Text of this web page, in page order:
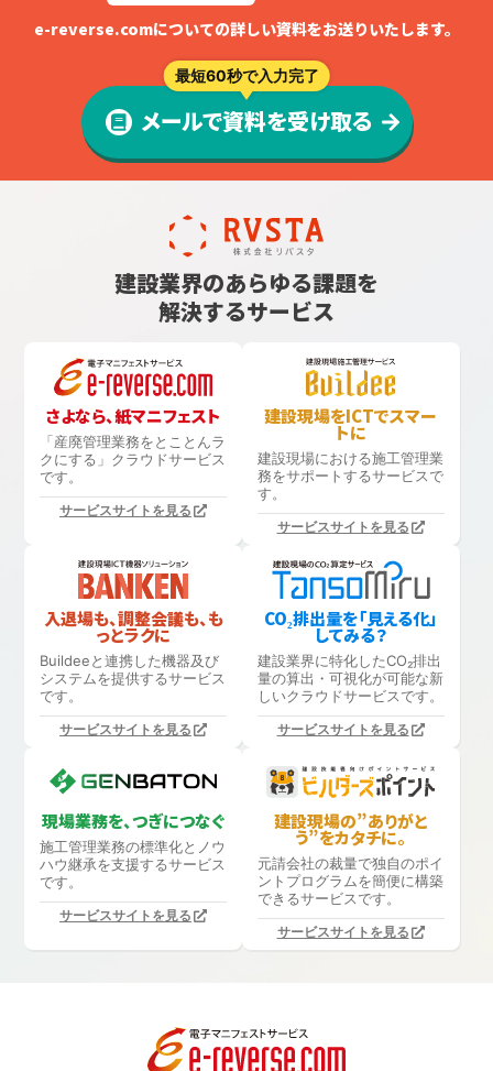
e-reverse.comについての詳しい資料をお送りいたします。
最短60秒で入力完了
メールで資料を受け取る
建設業界のあらゆる課題を
解決するサービス
さよなら、紙マニフェスト
「産廃管理業務をとことんラ
クにする」 クラウドサービス
です。
サービスサイトを見る
建設現場をICTでスマー
トに
建設現場における施工管理業
務をサポートするサービスで
す。
サービスサイトを見る
入退場も、調整会議も、も
っとラクに
Buildeeと連携した機器及び
システムを提供するサービス
です。
サービスサイトを見る
CO₂排出量を「見える化」
してみる？
建設業界に特化したCO₂排出
量の算出・可視化が可能な新
しいクラウドサービスです。
サービスサイトを見る
現場業務を、つぎにつなぐ
施工管理業務の標準化と ノウ
ハウ継承を支援するサービス
です。
サービスサイトを見る
建設現場の”ありがと
う”をカタチに。
元請会社の裁量で独自のポイ
ントプログラムを簡便に構築
できるサービスです。
サービスサイトを見る